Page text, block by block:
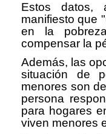
Estos datos,
manifiesto que
en la
compensar la
Además, las
situación de
menores son
persona
para hogares
viven menores